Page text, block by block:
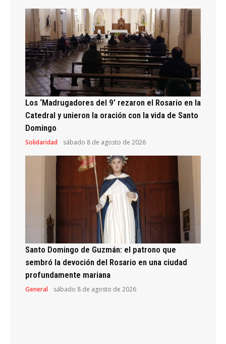
Los ‘Madrugadores del 9’ rezaron el Rosario en la
Catedral y unieron la oración con la vida de Santo
Domingo
Solidaridad sábado 8 de agosto de 2026
Santo Domingo de Guzmán: el patrono que
sembró la devoción del Rosario en una ciudad
profundamente mariana
General sábado 8 de agosto de 2026